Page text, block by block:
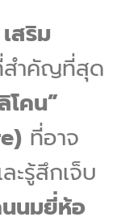
เสริม
สำคัญที่สุด
คน”
ที่อาจ
ะรู้สึกเจ็บ
นมยี่ห้อ